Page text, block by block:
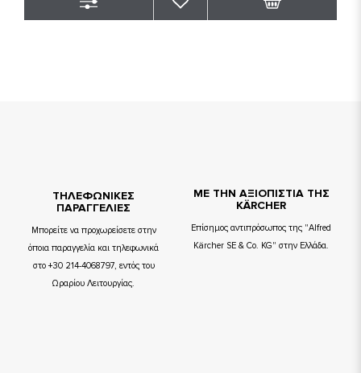
TΗΛΕΦΩΝΙΚΕΣ
ΠΑΡΑΓΓΕΛΙΕΣ
Μπορείτε να προχωρείσετε στην
όποια παραγγελία και τηλεφωνικά
στο +30 214-4068797, εντός του
Ωραρίου Λειτουργίας.
ΜΕ ΤΗΝ ΑΞΙΟΠΙΣΤΙΑ ΤΗΣ
KÄRCHER
Επίσημος αντιπρόσωπος της "Alfred
Kärcher SE & Co. KG" στην Ελλάδα.